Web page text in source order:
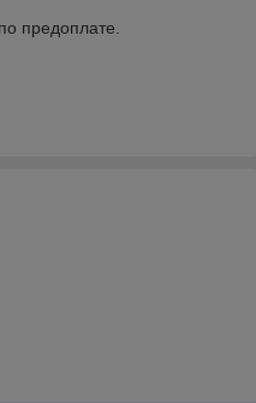
предоплате.